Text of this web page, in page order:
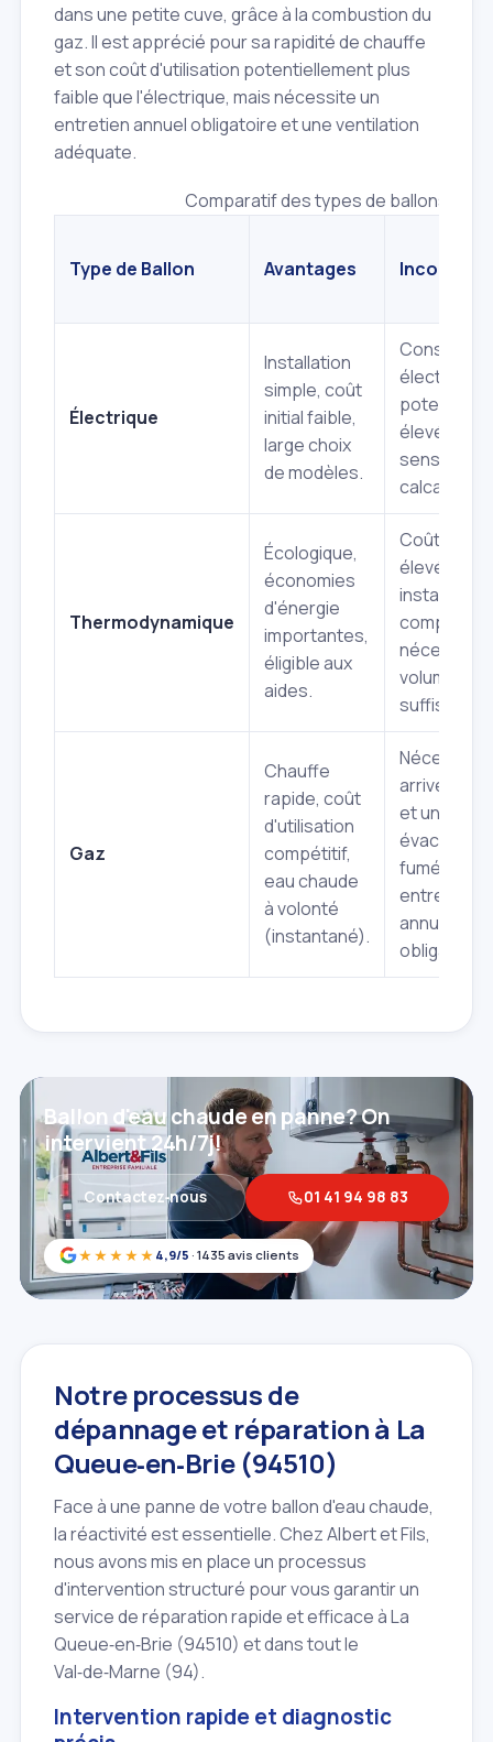
dans une petite cuve, grâce à la combustion du
gaz. Il est apprécié pour sa rapidité de chauffe
et son coût d'utilisation potentiellement plus
faible que l'électrique, mais nécessite un
entretien annuel obligatoire et une ventilation
adéquate.
Comparatif des types de ballons
Type de Ballon Avantages
Électrique
Installation
simple, coût
initial faible,
large choix
de modèles.
électrique
élevée,
sensible au
calcaire.
Thermodynamique
Écologique,
économies
d'énergie
importantes,
éligible aux
aides.
Coût initial
élevé,
installation
complexe,
nécessite
volume d'air
suffisant.
Gaz
Chauffe
rapide, coût
d'utilisation
compétitif,
eau chaude
à volonté
(instantané).
Nécessite
arrivée de
et une
fumées,
entretien
annuel
obligatoire.
★★★★★ 4,9/5 · 1435 avis clients
Ballon d'eau chaude en panne? On
intervient 24h/7j!
Contactez‑nous 01 41 94 98 83
Notre processus de
dépannage et réparation à La
Queue‑en‑Brie (94510)
Face à une panne de votre ballon d'eau chaude,
la réactivité est essentielle. Chez Albert et Fils,
nous avons mis en place un processus
d'intervention structuré pour vous garantir un
service de réparation rapide et efficace à La
Queue‑en‑Brie (94510) et dans tout le
Val‑de‑Marne (94).
Intervention rapide et diagnostic